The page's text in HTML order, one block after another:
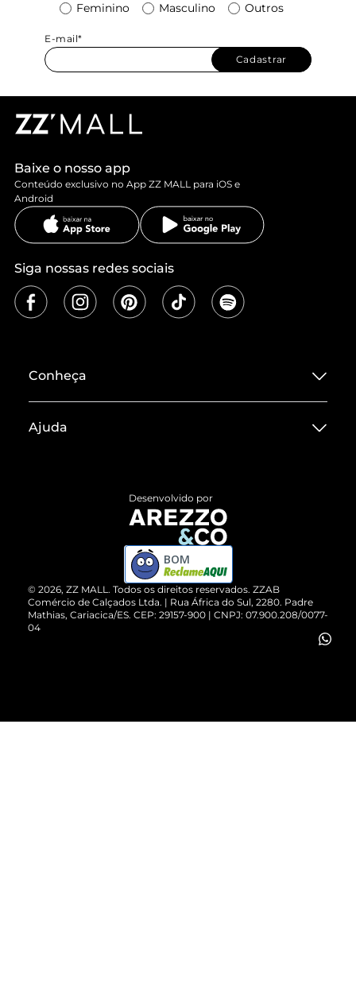
Feminino Masculino Outros
E-mail*
Cadastrar
Baixe o nosso app
Conteúdo exclusivo no App ZZ MALL para iOS e
Android
Siga nossas redes sociais
Conheça
Termos de Uso
ZZ MALL é confiável
Cartão Presente
Vendas Corporativas
Ajuda
Devolução do Produto
Compre pelo WhatsApp
© 2026, ZZ MALL. Todos os direitos reservados. ZZAB
Comércio de Calçados Ltda. | Rua África do Sul, 2280. Padre
Mathias, Cariacica/ES. CEP: 29157-900 | CNPJ: 07.900.208/0077-
04
Desenvolvido por
BOM